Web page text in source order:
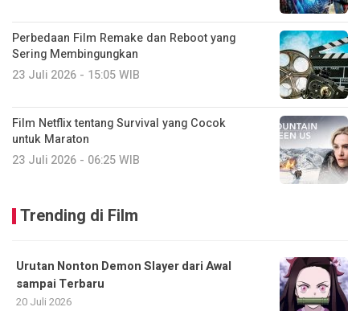
Perbedaan Film Remake dan Reboot yang
Sering Membingungkan
23 Juli 2026 - 15:05 WIB
Film Netflix tentang Survival yang Cocok
untuk Maraton
23 Juli 2026 - 06:25 WIB
Trending di Film
Urutan Nonton Demon Slayer dari Awal
sampai Terbaru
20 Juli 2026